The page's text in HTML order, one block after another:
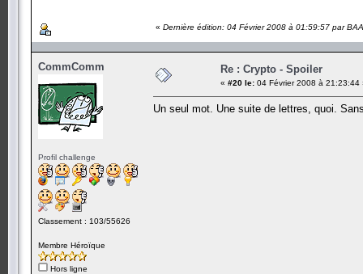
« Dernière édition: 04 Février 2008 à 01:59:57 par
CommComm
Profil challenge
Classement : 103/55626
Membre Héroïque
Hors ligne
Re : Crypto - Spoiler
« #20 le: 04 Février 2008 à 21:23:44
Un seul mot. Une suite de lettres, quoi.